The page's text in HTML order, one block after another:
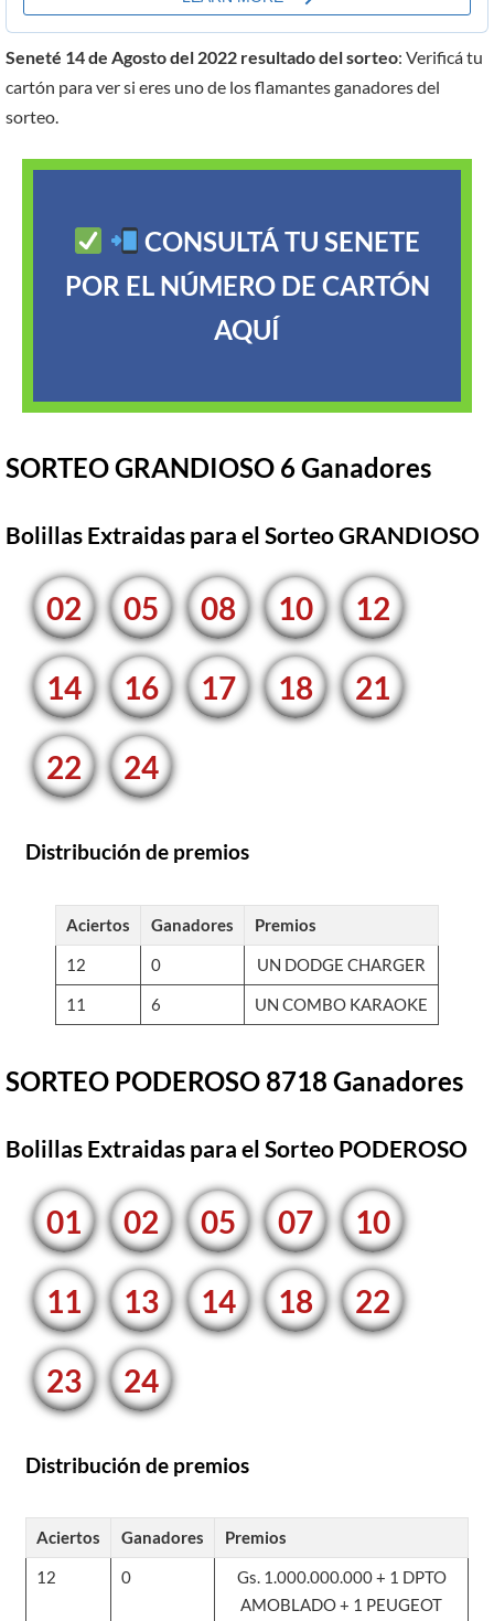
Seneté 14 de Agosto del 2022 resultado del sorteo: Verificá tu
cartón para ver si eres uno de los flamantes ganadores del
sorteo.
CONSULTÁ TU SENETE
POR EL NÚMERO DE CARTÓN
AQUÍ
SORTEO GRANDIOSO 6 Ganadores
Bolillas Extraidas para el Sorteo GRANDIOSO
02 05 08 10 12
14 16 17 18 21
22 24
Distribución de premios
Aciertos Ganadores
Premios
12
0
UN DODGE CHARGER
11
6 UN COMBO KARAOKE
SORTEO PODEROSO 8718 Ganadores
Bolillas Extraidas para el Sorteo PODEROSO
01 02 05 07 10
11 13 14 18 22
23 24
Distribución de premios
Aciertos Ganadores
Premios
12
0
Gs. 1.000.000.000 + 1 DPTO
AMOBLADO + 1 PEUGEOT